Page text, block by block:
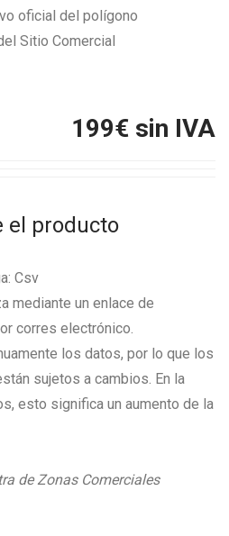
oficial del polígono
Sitio Comercial
199€ sin IVA
el producto
Csv
mediante un enlace de
corres electrónico.
los datos, por lo que los
sujetos a cambios. En la
esto significa un aumento de la
de Zonas Comerciales